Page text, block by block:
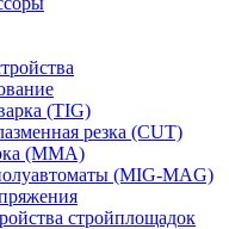
(TIG)
резка (CUT)
(ММА)
(MIG-MAG)
стройплощадок